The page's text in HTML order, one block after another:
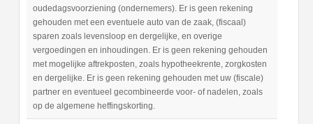
oudedagsvoorziening (ondernemers). Er is geen rekening
gehouden met een eventuele auto van de zaak, (fiscaal)
sparen zoals levensloop en dergelijke, en overige
vergoedingen en inhoudingen. Er is geen rekening gehouden
met mogelijke aftrekposten, zoals hypotheekrente, zorgkosten
en dergelijke. Er is geen rekening gehouden met uw (fiscale)
partner en eventueel gecombineerde voor- of nadelen, zoals
op de algemene heffingskorting.